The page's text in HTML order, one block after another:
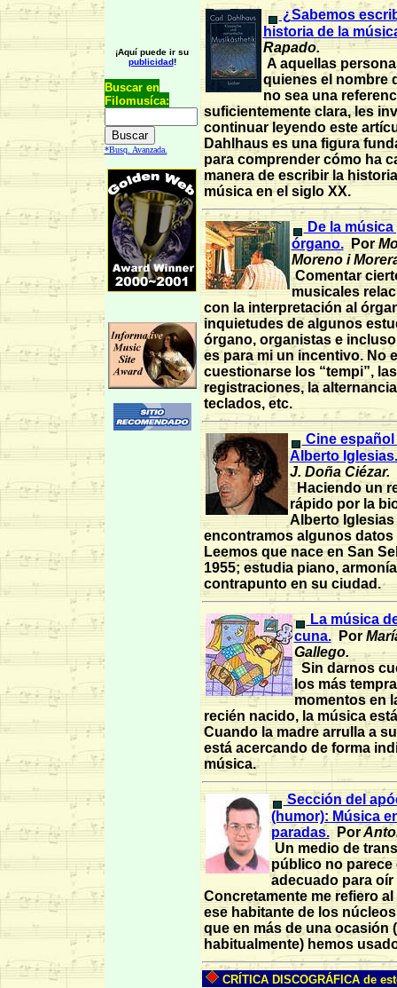
¡Aquí puede ir su
publicidad!
Buscar en
Filomusíca:
*Busq. Avanzada.
¿Sabemos
historia de la
Rapado.
A aquellas
quienes el nombre
no sea una
suficientemente clara, les
continuar leyendo este
Dahlhaus es una figura
para comprender cómo ha
manera de escribir la
música en el siglo XX.
De la música
órgano.
Por
Moreno i
Comentar
musicales
con la interpretación al
inquietudes de algunos
órgano, organistas e
es para mi un incentivo. No
cuestionarse los “tempi”, las
registraciones, la
teclados, etc.
Cine
Alberto Iglesias.
J. Doña Ciézar.
Haciendo un
rápido por la
Alberto Iglesias
encontramos algunos datos
Leemos que nace en San
1955; estudia piano,
contrapunto en su ciudad.
La música
cuna.
Por
Gallego.
Sin darnos
los más
momentos en
recién nacido, la música
Cuando la madre arrulla a
está acercando de forma
música.
Sección del
(humor): Música
paradas.
Por
Un medio de
público no parece
adecuado para oír
Concretamente me refiero
ese habitante de los
que en más de una ocasión
habitualmente) hemos
CRÍTICA DISCOGRÁFICA de